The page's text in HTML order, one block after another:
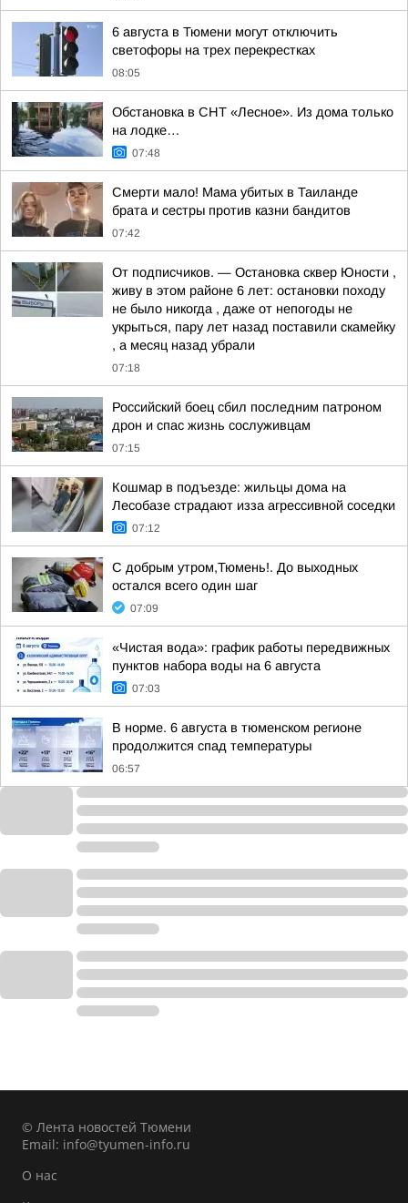
6 августа в Тюмени могут отключить
светофоры на трех перекрестках
08:05
Обстановка в СНТ «Лесное». Из дома только
на лодке…
07:48
Смерти мало! Мама убитых в Таиланде
брата и сестры против казни бандитов
07:42
От подписчиков. — Остановка сквер Юности ,
живу в этом районе 6 лет: остановки походу
не было никогда , даже от непогоды не
укрыться, пару лет назад поставили скамейку
, а месяц назад убрали
07:18
Российский боец сбил последним патроном
дрон и спас жизнь сослуживцам
07:15
Кошмар в подъезде: жильцы дома на
Лесобазе страдают изза агрессивной соседки
07:12
С добрым утром,Тюмень!. До выходных
остался всего один шаг
07:09
«Чистая вода»: график работы передвижных
пунктов набора воды на 6 августа
07:03
В норме. 6 августа в тюменском регионе
продолжится спад температуры
06:57
© Лента новостей Тюмени
Email: info@tyumen-info.ru
О нас